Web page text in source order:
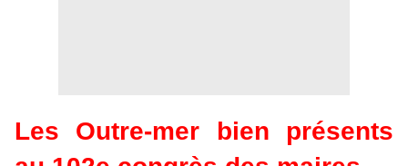
Les Outre-mer bien présents